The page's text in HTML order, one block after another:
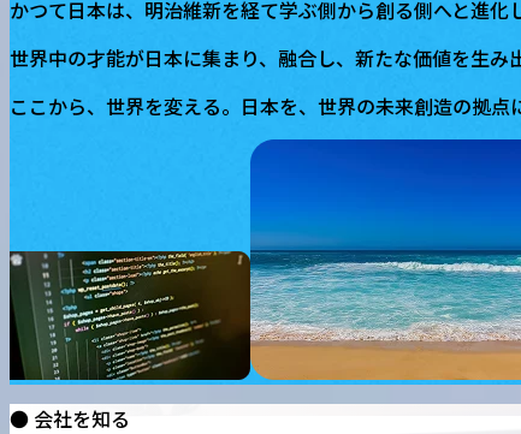
かつて日本は、明治維新を経て学ぶ側から創る側へと進化
世界中の才能が日本に集まり、融合し、新たな価値を生み
ここから、世界を変える。日本を、世界の未来創造の拠点
● 会社を知る